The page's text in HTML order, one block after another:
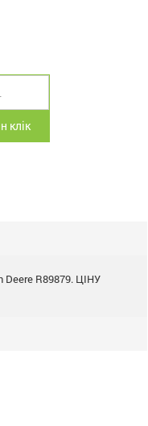
клік
Deere R89879. ЦІНУ